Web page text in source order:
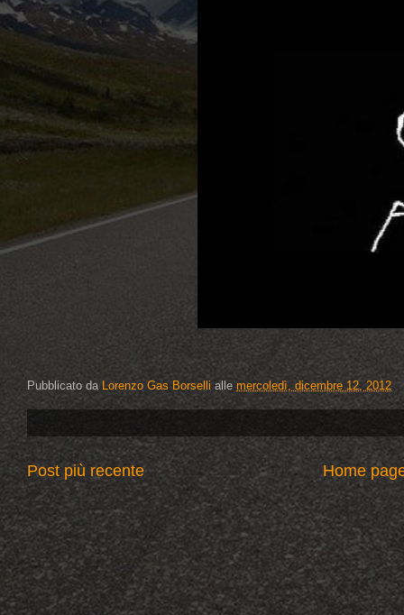
Pubblicato da Lorenzo Gas Borselli alle mercoledì, dicembre 12, 2012
Post più recente Home